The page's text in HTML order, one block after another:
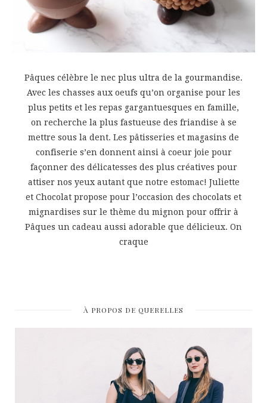
Pâques célèbre le nec plus ultra de la gourmandise.
Avec les chasses aux oeufs qu’on organise pour les
plus petits et les repas gargantuesques en famille,
on recherche la plus fastueuse des friandise à se
mettre sous la dent. Les pâtisseries et magasins de
confiserie s’en donnent ainsi à coeur joie pour
façonner des délicatesses des plus créatives pour
attiser nos yeux autant que notre estomac! Juliette
et Chocolat propose pour l’occasion des chocolats et
mignardises sur le thème du mignon pour offrir à
Pâques un cadeau aussi adorable que délicieux. On
craque
À PROPOS DE QUERELLES